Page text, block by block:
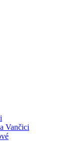
Vančici